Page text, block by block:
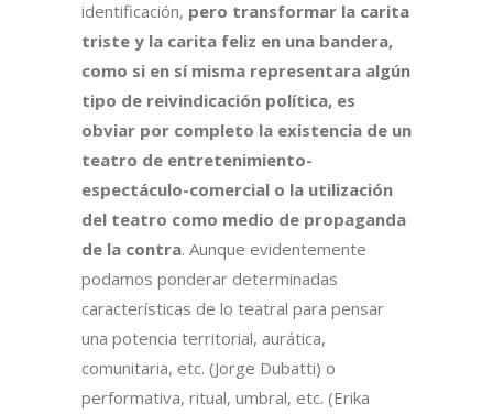
identificación, pero transformar la carita
triste y la carita feliz en una bandera,
como si en sí misma representara algún
tipo de reivindicación política, es
obviar por completo la existencia de un
teatro de entretenimiento-
espectáculo-comercial o la utilización
del teatro como medio de propaganda
de la contra. Aunque evidentemente
podamos ponderar determinadas
características de lo teatral para pensar
una potencia territorial, aurática,
comunitaria, etc. (Jorge Dubatti) o
performativa, ritual, umbral, etc. (Erika